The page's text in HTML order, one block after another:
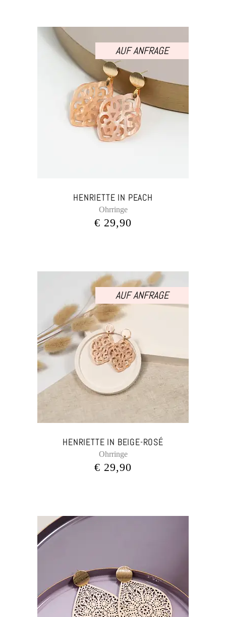
AUF ANFRAGE
HENRIETTE IN PEACH
Ohrringe
€ 29,90
AUF ANFRAGE
HENRIETTE IN BEIGE-ROSÉ
Ohrringe
€ 29,90